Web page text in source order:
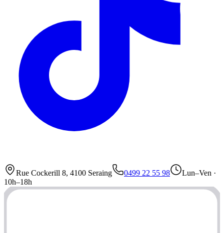
Rue Cockerill 8, 4100 Seraing 0499 22 55 98
Lun–Ven ·
10h–18h